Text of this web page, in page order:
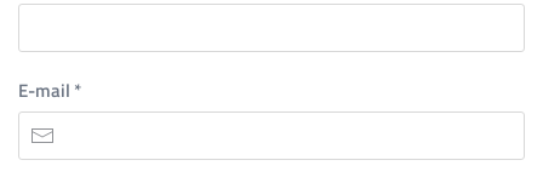
E-mail *